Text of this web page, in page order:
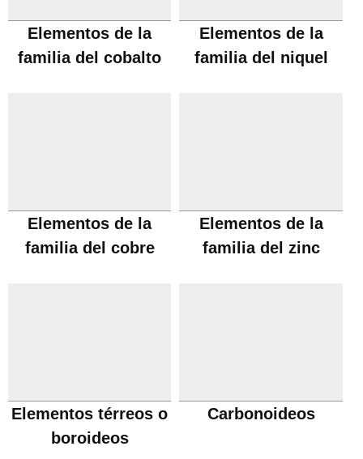
Elementos de la
familia del cobalto
Elementos de la
familia del niquel
Elementos de la
familia del cobre
Elementos de la
familia del zinc
Elementos térreos o
boroideos
Carbonoideos